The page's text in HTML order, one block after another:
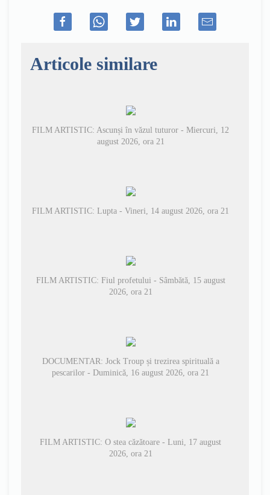
Articole similare
FILM ARTISTIC: Ascunși în văzul tuturor - Miercuri, 12
august 2026, ora 21
FILM ARTISTIC: Lupta - Vineri, 14 august 2026, ora 21
FILM ARTISTIC: Fiul profetului - Sâmbătă, 15 august
2026, ora 21
DOCUMENTAR: Jock Troup și trezirea spirituală a
pescarilor - Duminică, 16 august 2026, ora 21
FILM ARTISTIC: O stea căzătoare - Luni, 17 august
2026, ora 21